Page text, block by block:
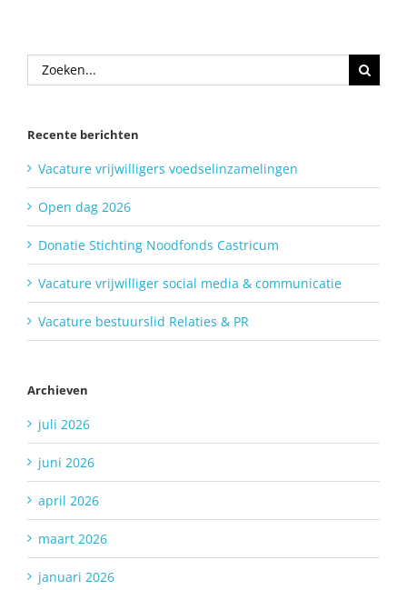
Zoeken
naar:
Recente berichten
Vacature vrijwilligers voedselinzamelingen
Open dag 2026
Donatie Stichting Noodfonds Castricum
Vacature vrijwilliger social media & communicatie
Vacature bestuurslid Relaties & PR
Archieven
juli 2026
juni 2026
april 2026
maart 2026
januari 2026